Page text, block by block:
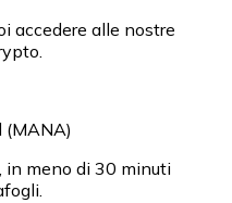
accedere alle nostre
(MANA)
meno di 30 minuti